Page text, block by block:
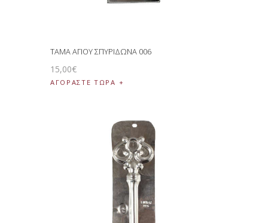
ΤΑΜΑ ΑΓΙΟΥ ΣΠΥΡΙΔΩΝΑ 006
15,00€
ΑΓΟΡΑΣΤΕ ΤΩΡΑ